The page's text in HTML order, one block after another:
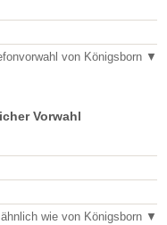
von Königsborn ▼
Vorwahl
wie von Königsborn ▼